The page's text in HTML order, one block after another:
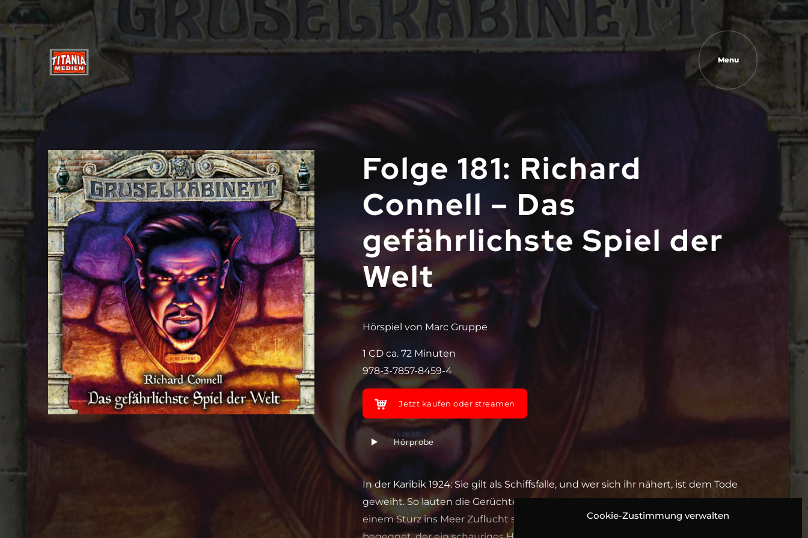
Cookie-Zustimmung verwalten
Menu
Folge 181: Richard
Connell – Das
gefährlichste Spiel der
Welt
Hörspiel von Marc Gruppe
1 CD ca. 72 Minuten
978-3-7857-8459-4
Jetzt kaufen oder streamen
Hörprobe
In der Karibik 1924: Sie gilt als Schiffsfalle, und wer sich ihr nähert, ist dem Tode
geweiht. So lauten die Gerüchte über die Insel, auf der Sanger Rainsford nach
einem Sturz ins Meer Zuflucht sucht. Als er dort dem exzentrischen General Zaroff